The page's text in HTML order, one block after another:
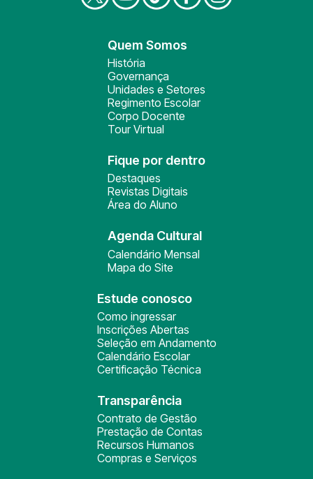
Quem Somos
História
Governança
Unidades e Setores
Regimento Escolar
Corpo Docente
Tour Virtual
Fique por dentro
Destaques
Revistas Digitais
Área do Aluno
Agenda Cultural
Calendário Mensal
Mapa do Site
Estude conosco
Como ingressar
Inscrições Abertas
Seleção em Andamento
Calendário Escolar
Certificação Técnica
Transparência
Contrato de Gestão
Prestação de Contas
Recursos Humanos
Compras e Serviços